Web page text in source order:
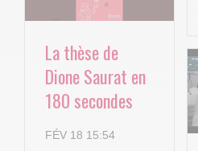
La thèse de
Dione Saurat en
180 secondes
FÉV 18 15:54